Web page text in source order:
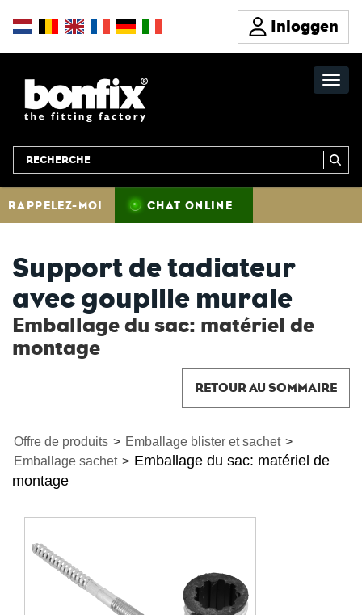
Inloggen
RAPPELEZ-MOI CHAT ONLINE
Support de tadiateur
avec goupille murale
Emballage du sac: matériel de
montage
RETOUR AU SOMMAIRE
Offre de produits > Emballage blister et sachet >
Emballage sachet > Emballage du sac: matériel de
montage